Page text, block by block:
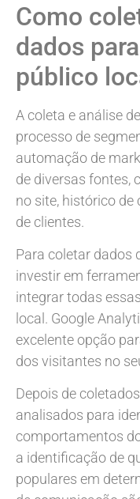
Como
dados
público
A coleta e análise
processo de
automação de
de diversas fontes,
no site, histórico
de clientes.
Para coletar dados
investir em
integrar todas
local. Google
excelente opção
dos visitantes no
Depois de
analisados para
comportamentos
a identificação de
populares em